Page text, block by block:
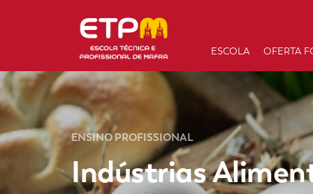
ESCOLA OFERTA
ENSINO PROFISSIONAL
Indústrias